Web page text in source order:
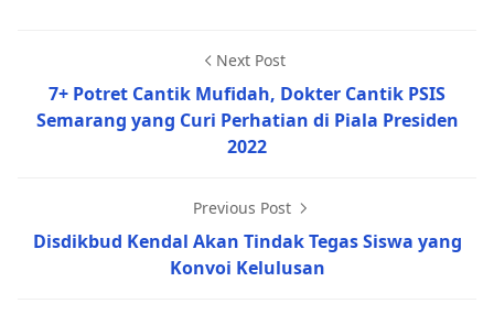
Next Post
7+ Potret Cantik Mufidah, Dokter Cantik PSIS
Semarang yang Curi Perhatian di Piala Presiden
2022
Previous Post
Disdikbud Kendal Akan Tindak Tegas Siswa yang
Konvoi Kelulusan